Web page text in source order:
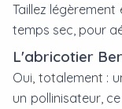
Taillez
temps sec, pour
L'abricotier
Oui, totalement :
un pollinisateur,